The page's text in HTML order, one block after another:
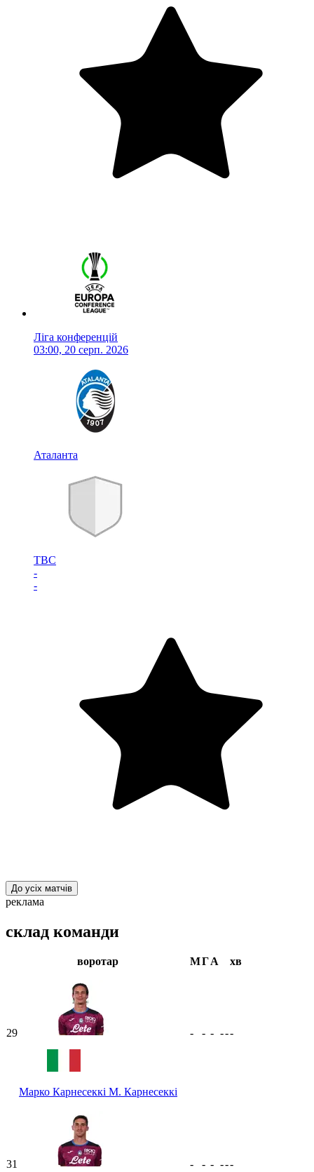
Ліга конференцій
03:00, 20 серп. 2026
Аталанта
TBC
-
-
До усіх матчів
реклама
склад команди
воротар МГА хв
29
Марко Карнесеккі М. Карнесеккі
- - - ---
31 - - - ---